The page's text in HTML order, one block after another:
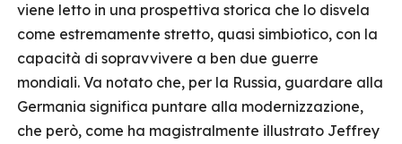
viene letto in una prospettiva storica che lo disvela
come estremamente stretto, quasi simbiotico, con la
capacità di sopravvivere a ben due guerre
mondiali. Va notato che, per la Russia, guardare alla
Germania significa puntare alla modernizzazione,
che però, come ha magistralmente illustrato Jeffrey